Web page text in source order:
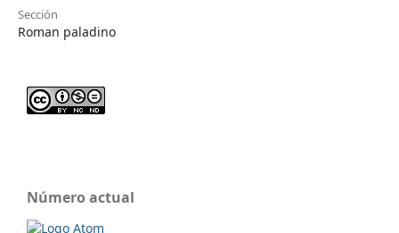
Sección
Roman paladino
Número actual